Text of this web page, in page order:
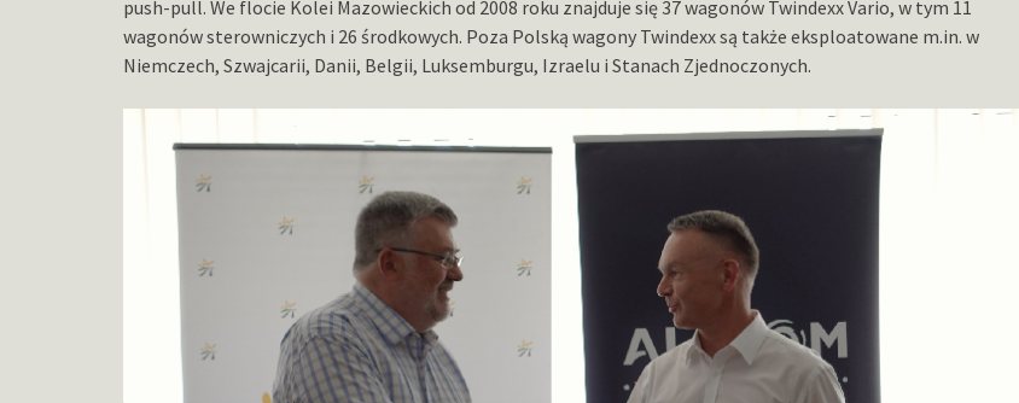
push-pull. We flocie Kolei Mazowieckich od 2008 roku znajduje się 37 wagonów Twindexx Vario, w tym 11
wagonów sterowniczych i 26 środkowych. Poza Polską wagony Twindexx są także eksploatowane m.in. w
Niemczech, Szwajcarii, Danii, Belgii, Luksemburgu, Izraelu i Stanach Zjednoczonych.